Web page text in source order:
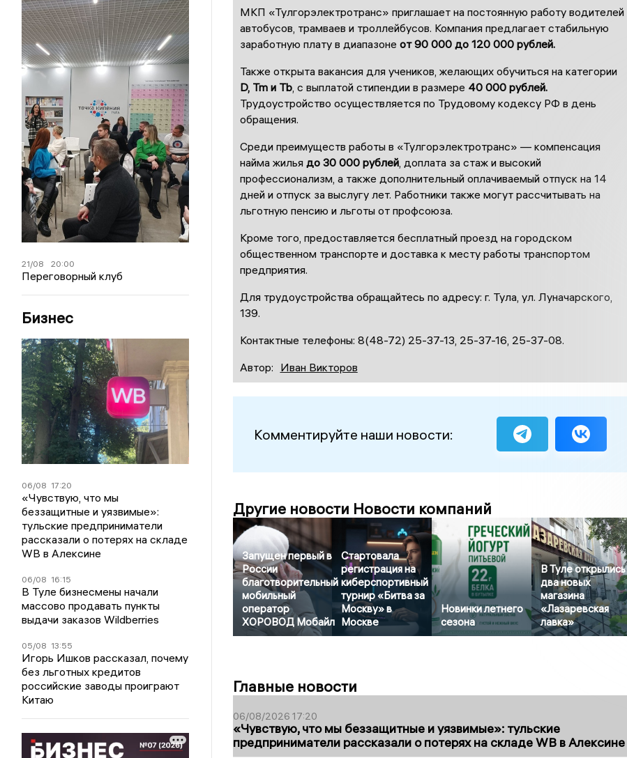
21/08 20:00
Переговорный клуб
Бизнес
06/08 17:20
«Чувствую, что мы
беззащитные и уязвимые»:
тульские предприниматели
рассказали о потерях на складе
WB в Алексине
06/08 16:15
В Туле бизнесмены начали
массово продавать пункты
выдачи заказов Wildberries
05/08 13:55
Игорь Ишков рассказал, почему
без льготных кредитов
российские заводы проиграют
Китаю
МКП «Тулгорэлектротранс» приглашает на постоянную работу водителей
автобусов, трамваев и троллейбусов. Компания предлагает стабильную
заработную плату в диапазоне от 90 000 до 120 000 рублей.
Также открыта вакансия для учеников, желающих обучиться на категории
D, Tm и Tb, с выплатой стипендии в размере 40 000 рублей.
Трудоустройство осуществляется по Трудовому кодексу РФ в день
обращения.
Среди преимуществ работы в «Тулгорэлектротранс» — компенсация
найма жилья до 30 000 рублей, доплата за стаж и высокий
профессионализм, а также дополнительный оплачиваемый отпуск на 14
дней и отпуск за выслугу лет. Работники также могут рассчитывать на
льготную пенсию и льготы от профсоюза.
Кроме того, предоставляется бесплатный проезд на городском
общественном транспорте и доставка к месту работы транспортом
предприятия.
Для трудоустройства обращайтесь по адресу: г. Тула, ул. Луначарского,
139.
Контактные телефоны: 8(48-72) 25-37-13, 25-37-16, 25-37-08.
Автор: Иван Викторов
Комментируйте наши новости:
Другие новости Новости компаний
Запущен первый в
России
благотворительный
мобильный
оператор
ХОРОВОД Мобайл
Стартовала
регистрация на
киберспортивный
турнир «Битва за
Москву» в
Москве
Новинки летнего
сезона
В Туле открылись
два новых
магазина
«Лазаревская
лавка»
Главные новости
06/08/2026 17:20
«Чувствую, что мы беззащитные и уязвимые»: тульские
предприниматели рассказали о потерях на складе WB в Алексине